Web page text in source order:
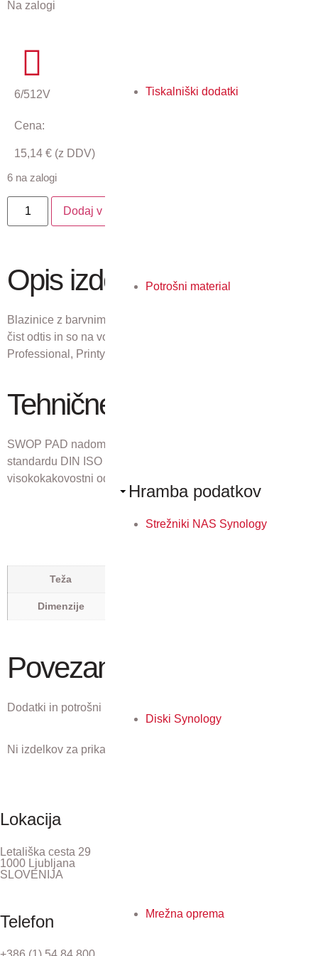
Tiskalniški dodatki
Potrošni material
Hramba podatkov
Strežniki NAS Synology
Diski Synology
Mrežna oprema
Na zalogi
6/512V
Cena:
15,14 € (z DDV)
6 na zalogi
Dodaj v košarico
Opis izdelka
Blazinice z barvnim črnilom 7012 MCI zagotavljajo enoten in
čist odtis in so na voljo za vse modele Trodat štampiljk
Professional, Printy, Mobile Printy, Pocket Printy, …
Tehnične lastnosti
SWOP PAD nadomestna blazinica za štampiljko Trodat po
standardu DIN ISO 14145-2, ki ustvari popoln,
visokokakovostni odtis.
Teža
Dimenzije
Povezani izdelki
Dodatki in potrošni material, ki ustreza temu izdelku.
Ni izdelkov za prikaz.
Lokacija
Letališka cesta 29
1000 Ljubljana
SLOVENIJA
Telefon